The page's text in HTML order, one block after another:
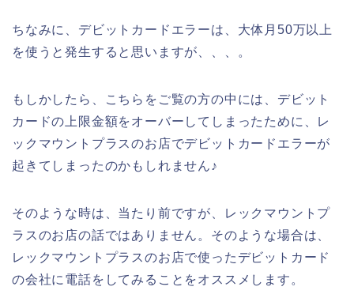
ちなみに、デビットカードエラーは、大体月50万以上
を使うと発生すると思いますが、、、。
もしかしたら、こちらをご覧の方の中には、デビット
カードの上限金額をオーバーしてしまったために、レ
ックマウントプラスのお店でデビットカードエラーが
起きてしまったのかもしれません♪
そのような時は、当たり前ですが、レックマウントプ
ラスのお店の話ではありません。そのような場合は、
レックマウントプラスのお店で使ったデビットカード
の会社に電話をしてみることをオススメします。